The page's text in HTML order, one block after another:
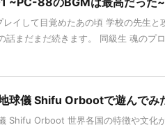
イして目覚めたあの頃 学校の先生と
話まだまだ続きます。 同級生 魂のプ
球儀 Shifu Orbootで遊んでみ
Shifu Orboot 世界各国の特徴や文化